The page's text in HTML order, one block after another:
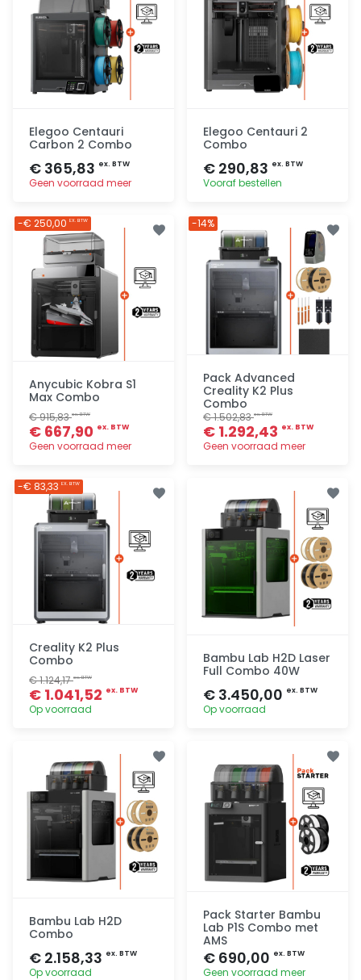
Elegoo Centauri
Carbon 2 Combo
€ 365,83 ex. BTW
Geen voorraad meer
Toevoegen
Elegoo Centauri 2
Combo
€ 290,83 ex. BTW
Vooraf bestellen
Anycubic Kobra S1
Max Combo
€ 915,83ex. BTW
€ 667,90 ex. BTW
Geen voorraad meer
-€ 250,00 EX. BTW
Pack Advanced
Creality K2 Plus
Combo
€ 1.502,83ex. BTW
€ 1.292,43 ex. BTW
Geen voorraad meer
-14%
Creality K2 Plus
Combo
€ 1.124,17ex. BTW
€ 1.041,52 ex. BTW
Op voorraad
-€ 83,33 EX. BTW
Bambu Lab H2D Laser
Full Combo 40W
€ 3.450,00 ex. BTW
Op voorraad
Bambu Lab H2D
Combo
€ 2.158,33 ex. BTW
Op voorraad
Pack Starter Bambu
Lab P1S Combo met
AMS
€ 690,00 ex. BTW
Geen voorraad meer